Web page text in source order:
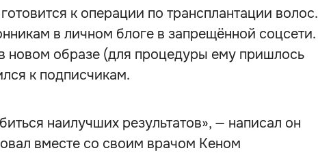
к операции по трансплантации волос.
в личном блоге в запрещённой соцсети.
новом образе (для процедуры ему пришлось
к подписчикам.
наилучших результатов», — написал он
вместе со своим врачом Кеном